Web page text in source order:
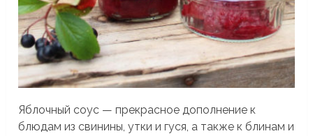
Яблочный соус — прекрасное дополнение к
блюдам из свинины, утки и гуся, а также к блинам и